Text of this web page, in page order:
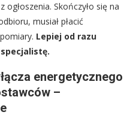
ogłoszenia. Skończyło się na
musiał płacić
Lepiej od razu
energetycznego
–